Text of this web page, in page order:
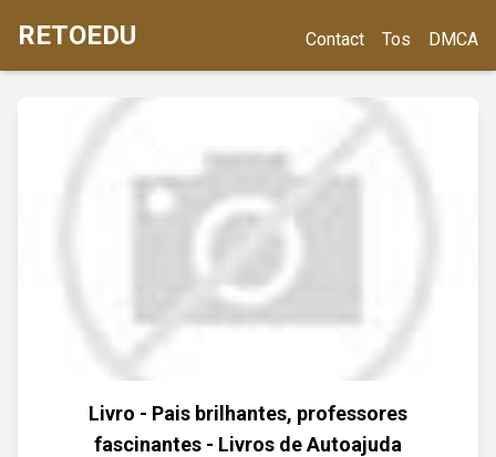
RETOEDU Contact Tos DMCA
Livro - Pais brilhantes, professores
fascinantes - Livros de Autoajuda